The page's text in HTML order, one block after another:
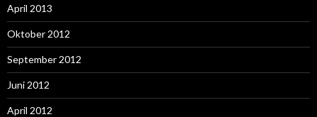
April 2013
Oktober 2012
September 2012
Juni 2012
April 2012